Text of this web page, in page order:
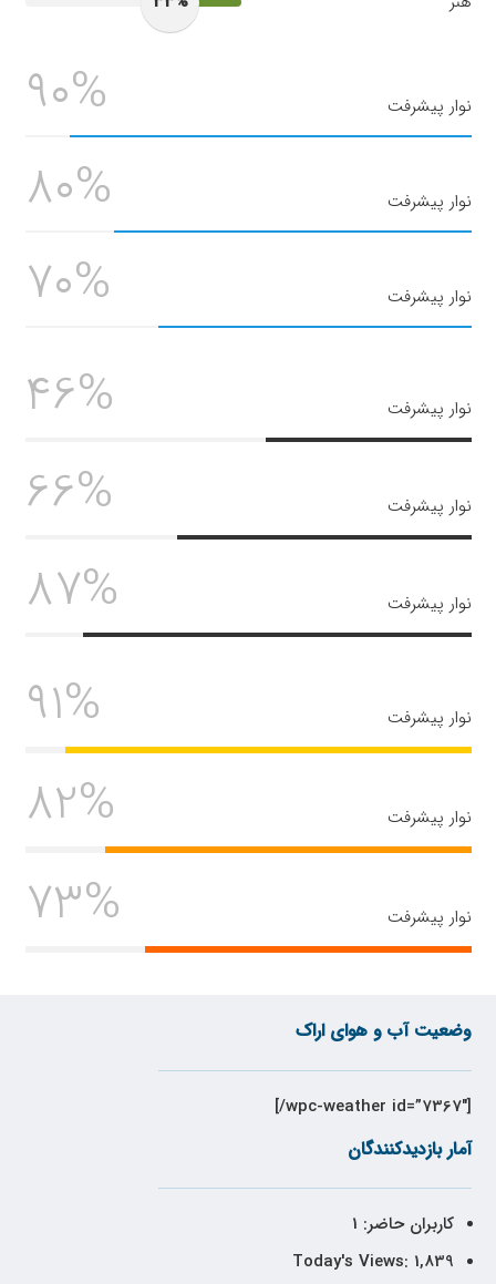
نوار پیشرفت 90%
نوار پیشرفت 80%
نوار پیشرفت 70%
نوار پیشرفت 46%
نوار پیشرفت 66%
نوار پیشرفت 87%
نوار پیشرفت 91%
نوار پیشرفت 82%
نوار پیشرفت 73%
وضعیت آب و هوای اراک
[wpc-weather id=”7367″/]
آمار بازدیدکنندگان
کاربران حاضر: 1
Today's Views: 1,839